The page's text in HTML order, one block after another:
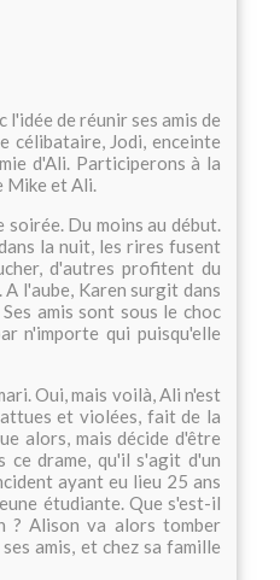
l'idée de réunir ses amis de
célibataire, Jodi, enceinte
d'Ali. Participerons à la
Mike et Ali.
soirée. Du moins au début.
la nuit, les rires fusent
d'autres profitent du
l'aube, Karen surgit dans
amis sont sous le choc
n'importe qui puisqu'elle
Oui, mais voilà, Ali n'est
et violées, fait de la
alors, mais décide d'être
ce drame, qu'il s'agit d'un
ayant eu lieu 25 ans
étudiante. Que s'est-il
? Alison va alors tomber
amis, et chez sa famille